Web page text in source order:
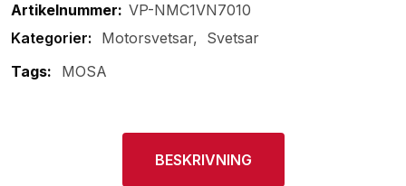
Artikelnummer: VP-NMC1VN7010
Motorsvetsar
Svetsar
Tags:
MOSA
BESKRIVNING